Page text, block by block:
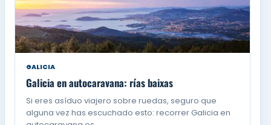
GALICIA
Galicia en autocaravana: rías baixas
Si eres asíduo viajero sobre ruedas, seguro que
alguna vez has escuchado esto: recorrer Galicia en